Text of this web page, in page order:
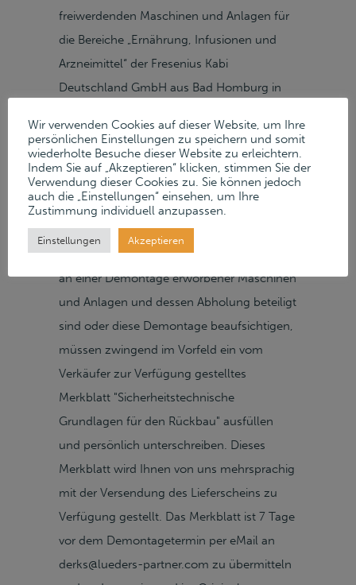
freiwerdenden Maschinen und Anlagen für
die Bereiche „Ernährung, Infusionen und
Arzneimittel“ der Fresenius Kabi
Deutschland GmbH aus Bad Homburg in
folgenden Freiverkauf auf unserer
Auktionsplattform. AbholungAbholung
Nach Vereinbarung Fresenius Kabi
Deutschland GmbH Daimlerstr. 22 D–
61352 Bad Homburg Google Maps »
Hinweise zur Abholung Alle Personen, die
an einer Demontage erworbener Maschinen
und Anlagen und dessen Abholung beteiligt
sind oder diese Demontage beaufsichtigen,
müssen zwingend im Vorfeld ein vom
Verkäufer zur Verfügung gestelltes
Merkblatt "Sicherheitstechnische
Grundlagen für den Rückbau" ausfüllen
und persönlich unterschreiben. Dieses
Merkblatt wird Ihnen von uns mehrsprachig
mit der Versendung des Lieferscheins zu
Verfügung gestellt. Das Merkblatt ist 7 Tage
vor dem Demontagetermin per eMail an
derks@lueders-partner.com zu übermitteln
Wir verwenden Cookies auf dieser Website, um Ihre
persönlichen Einstellungen zu speichern und somit
wiederholte Besuche dieser Website zu erleichtern.
Indem Sie auf „Akzeptieren“ klicken, stimmen Sie der
Verwendung dieser Cookies zu. Sie können jedoch
auch die „Einstellungen“ einsehen, um Ihre
Zustimmung individuell anzupassen.
Einstellungen Akzeptieren